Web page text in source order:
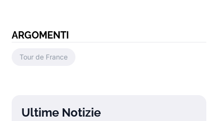
ARGOMENTI
Tour de France
Ultime Notizie